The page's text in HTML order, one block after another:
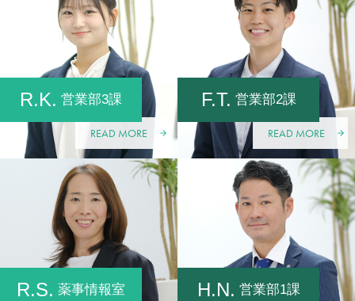
R.K. 営業部3課
READ MORE
F.T. 営業部2課
READ MORE
R.S. 薬事情報室 H.N. 営業部1課